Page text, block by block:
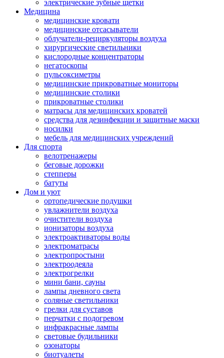
электрические зубные щетки
Медицина
медицинские кровати
медицинские отсасыватели
облучатели-рециркуляторы воздуха
хирургические светильники
кислородные концентраторы
негатоскопы
пульсоксиметры
медицинские прикроватные мониторы
медицинские столики
прикроватные столики
матрасы для медицинских кроватей
средства для дезинфекции и защитные маски
носилки
мебель для медицинских учреждений
Для спорта
велотренажеры
беговые дорожки
степперы
батуты
Дом и уют
ортопедические подушки
увлажнители воздуха
очистители воздуха
ионизаторы воздуха
электроактиваторы воды
электроматрасы
электропростыни
электроодеяла
электрогрелки
мини бани, сауны
лампы дневного света
соляные светильники
грелки для суставов
перчатки с подогревом
инфракрасные лампы
световые будильники
озонаторы
биотуалеты